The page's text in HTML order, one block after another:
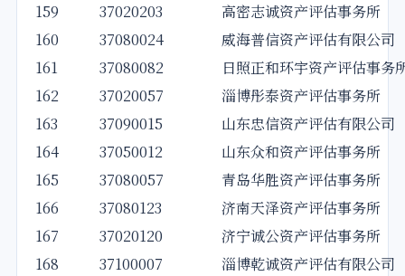
159
37020203
高密志诚资产评估事务所
160
37080024
威海普信资产评估有限公司
161
37080082
日照正和环宇资产评估事务
162
37020057
淄博彤泰资产评估事务所
163
37090015
山东忠信资产评估有限公司
164
37050012
山东众和资产评估事务所
165
37080057
青岛华胜资产评估事务所
166
37080123
济南天泽资产评估事务所
167
37020120
济宁诚公资产评估事务所
168
37100007
淄博乾诚资产评估有限公司